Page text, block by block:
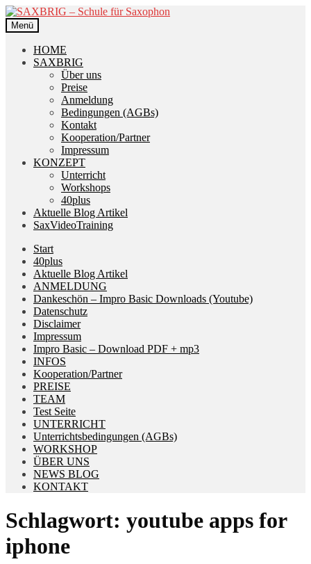
Zur
Navigation
springen
Zum
Inhalt
springen
Menü
HOME
SAXBRIG
Über uns
Preise
Anmeldung
Bedingungen (AGBs)
Kontakt
Kooperation/Partner
Impressum
KONZEPT
Unterricht
Workshops
40plus
Aktuelle Blog Artikel
SaxVideoTraining
Start
40plus
Aktuelle Blog Artikel
ANMELDUNG
Dankeschön – Impro Basic Downloads (Youtube)
Datenschutz
Disclaimer
Impressum
Impro Basic – Download PDF + mp3
INFOS
Kooperation/Partner
PREISE
TEAM
Test Seite
UNTERRICHT
Unterrichtsbedingungen (AGBs)
WORKSHOP
ÜBER UNS
NEWS BLOG
KONTAKT
Schlagwort: youtube apps for
iphone